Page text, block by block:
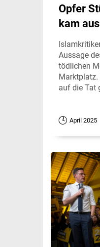
Opfer
kam
Aussage
tödlichen
Marktplatz.
auf die Tat
April 2025